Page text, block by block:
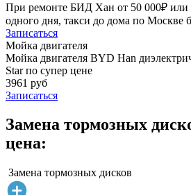
При ремонте БИД Хан от 50 000₽ или
одного дня, такси до дома по Москве
Записаться
Мойка двигателя
Мойка двигателя BYD Han
Star по супер цене
3961 руб
Записаться
Замена тормозных
цена:
Замена тормозных дисков